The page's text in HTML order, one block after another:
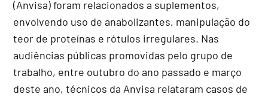
(Anvisa) foram relacionados a suplementos,
envolvendo uso de anabolizantes, manipulação do
teor de proteínas e rótulos irregulares. Nas
audiências públicas promovidas pelo grupo de
trabalho, entre outubro do ano passado e março
deste ano, técnicos da Anvisa relataram casos de